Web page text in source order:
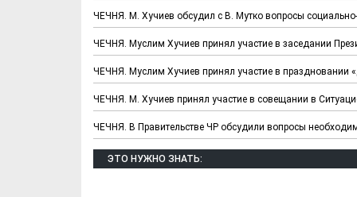
ЧЕЧНЯ. М. Хучиев обсудил с В. Мутко вопросы
ЧЕЧНЯ. Муслим Хучиев принял участие в заседании
ЧЕЧНЯ. Муслим Хучиев принял участие в праздновании
ЧЕЧНЯ. М. Хучиев принял участие в совещании в
ЧЕЧНЯ. В Правительстве ЧР обсудили вопросы
ЭТО НУЖНО ЗНАТЬ:
для Зелимхана (Отр.
из романа «1овда»)